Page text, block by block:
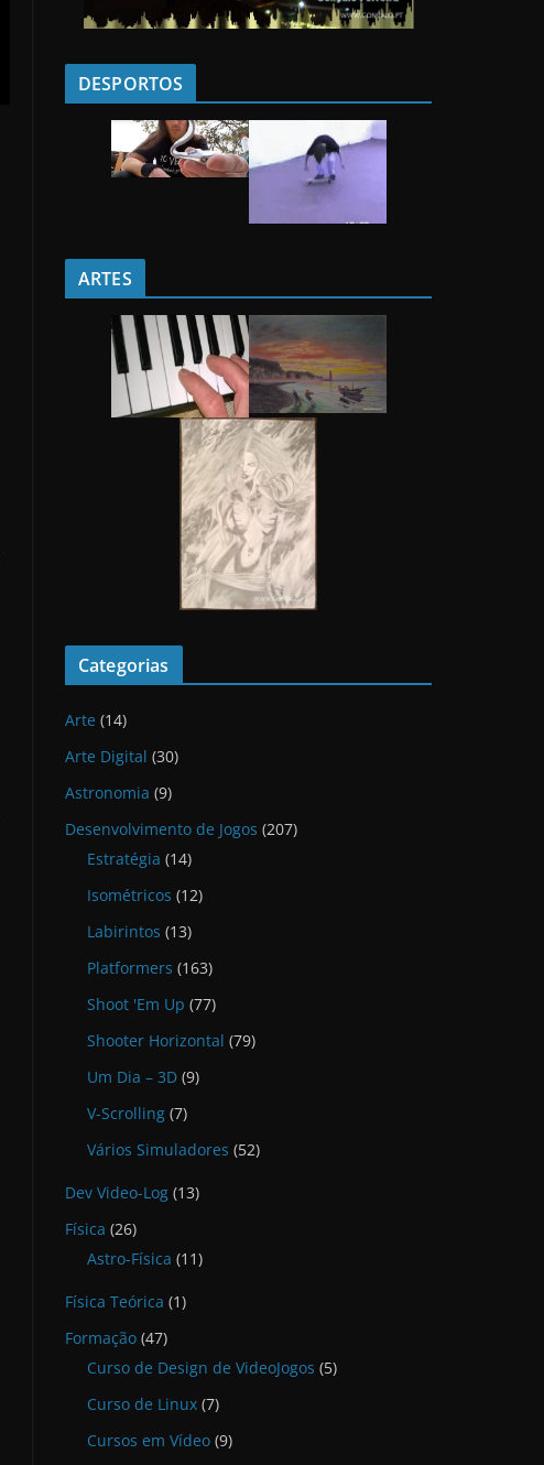
DESPORTOS
ARTES
Categorias
Arte (14)
Arte Digital (30)
Astronomia (9)
Desenvolvimento de Jogos (207)
Estratégia (14)
Isométricos (12)
Labirintos (13)
Platformers (163)
Shoot 'Em Up (77)
Shooter Horizontal (79)
Um Dia – 3D (9)
V-Scrolling (7)
Vários Simuladores (52)
Dev Video-Log (13)
Física (26)
Astro-Física (11)
Física Teórica (1)
Formação (47)
Curso de Design de VideoJogos (5)
Curso de Linux (7)
Cursos em Vídeo (9)